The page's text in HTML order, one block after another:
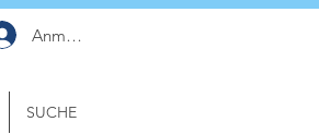
Anmelden
SUCHE